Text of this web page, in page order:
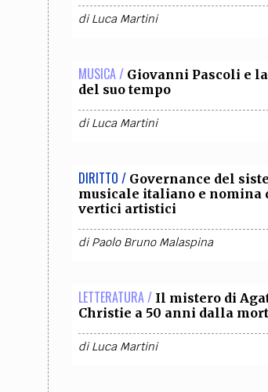
diLuca Martini
MUSICA / Giovanni Pascoli e
del suo tempo
diLuca Martini
DIRITTO / Governance del
musicale italiano e nomina
vertici artistici
diPaolo Bruno Malaspina
LETTERATURA / Il mistero di
Christie a 50 anni dalla
diLuca Martini